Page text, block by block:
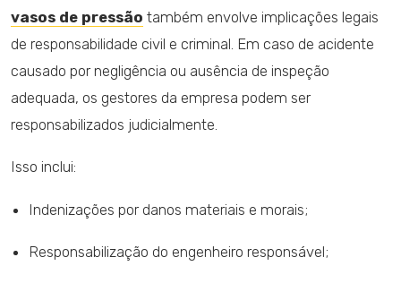
vasos de pressão também envolve implicações legais
de responsabilidade civil e criminal. Em caso de acidente
causado por negligência ou ausência de inspeção
adequada, os gestores da empresa podem ser
responsabilizados judicialmente.
Isso inclui:
Indenizações por danos materiais e morais;
Responsabilização do engenheiro responsável;